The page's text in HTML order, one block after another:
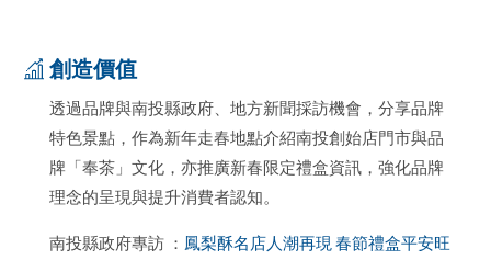
創造價值
透過品牌與南投縣政府、地方新聞採訪機會，分享品牌
特色景點，作為新年走春地點介紹南投創始店門市與品
牌「奉茶」文化，亦推廣新春限定禮盒資訊，強化品牌
理念的呈現與提升消費者認知。
南投縣政府專訪 ： 鳳梨酥名店人潮再現 春節禮盒平安旺